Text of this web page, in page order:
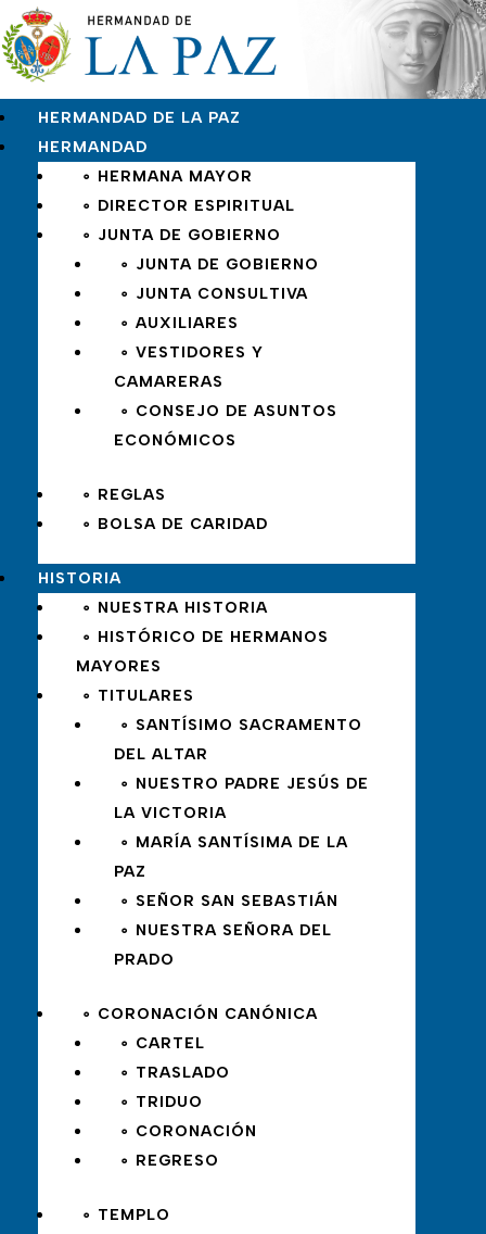
HERMANDAD DE LA PAZ
HERMANDAD
∘ HERMANA MAYOR
∘ DIRECTOR ESPIRITUAL
∘ JUNTA DE GOBIERNO
∘ JUNTA DE GOBIERNO
∘ JUNTA CONSULTIVA
∘ AUXILIARES
∘ VESTIDORES Y
CAMARERAS
∘ CONSEJO DE ASUNTOS
ECONÓMICOS
∘ REGLAS
∘ BOLSA DE CARIDAD
HISTORIA
∘ NUESTRA HISTORIA
∘ HISTÓRICO DE HERMANOS
MAYORES
∘ TITULARES
∘ SANTÍSIMO SACRAMENTO
DEL ALTAR
∘ NUESTRO PADRE JESÚS DE
LA VICTORIA
∘ MARÍA SANTÍSIMA DE LA
PAZ
∘ SEÑOR SAN SEBASTIÁN
∘ NUESTRA SEÑORA DEL
PRADO
∘ CORONACIÓN CANÓNICA
∘ CARTEL
∘ TRASLADO
∘ TRIDUO
∘ CORONACIÓN
∘ REGRESO
∘ TEMPLO